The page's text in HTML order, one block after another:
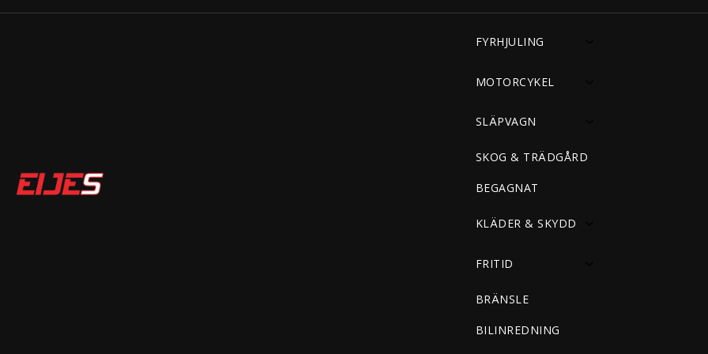
FYRHJULING
MOTORCYKEL
SLÄPVAGN
SKOG & TRÄDGÅRD
BEGAGNAT
KLÄDER & SKYDD
FRITID
BRÄNSLE
BILINREDNING